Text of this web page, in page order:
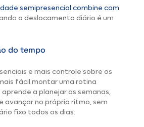
semipresencial combine com
o deslocamento diário é um
do tempo
e mais controle sobre os
fácil montar uma rotina
a planejar as semanas,
avançar no próprio ritmo, sem
fixo todos os dias.